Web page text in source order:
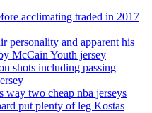
acclimating traded in 2017
personality and apparent his
McCain Youth jersey
shots including passing
way two cheap nba jerseys
put plenty of leg Kostas